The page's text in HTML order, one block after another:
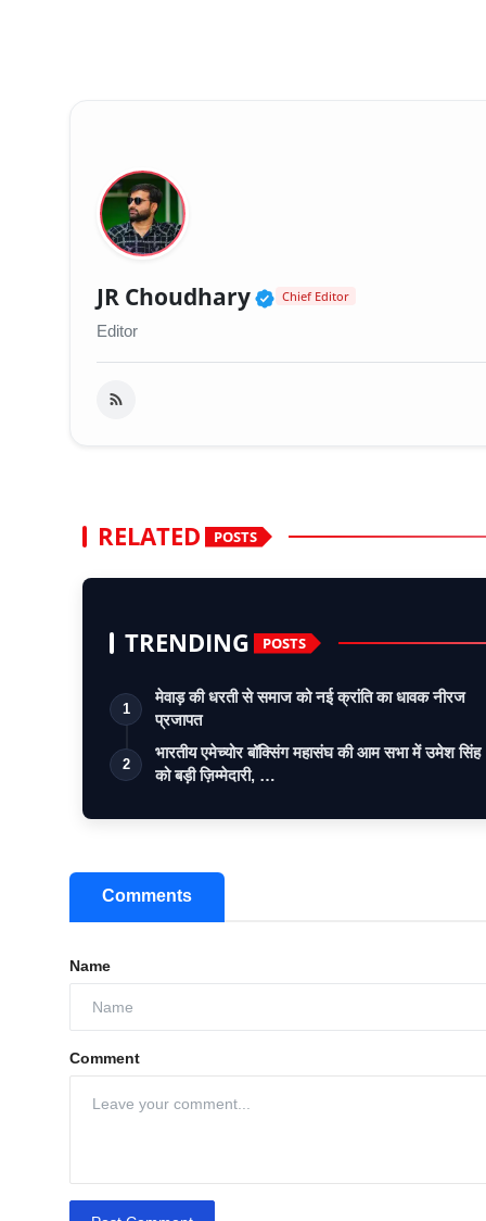
JR Choudhary Verified Public
Chief Editor
Editor
RELATED POSTS
TRENDING POSTS
1
मेवाड़ की धरती से समाज को नई क्रांति का धावक नीरज
प्रजापत
2
भारतीय एमेच्योर बॉक्सिंग महासंघ की आम सभा में उमेश सिंह
को बड़ी ज़िम्मेदारी, …
Comments
Name
Comment